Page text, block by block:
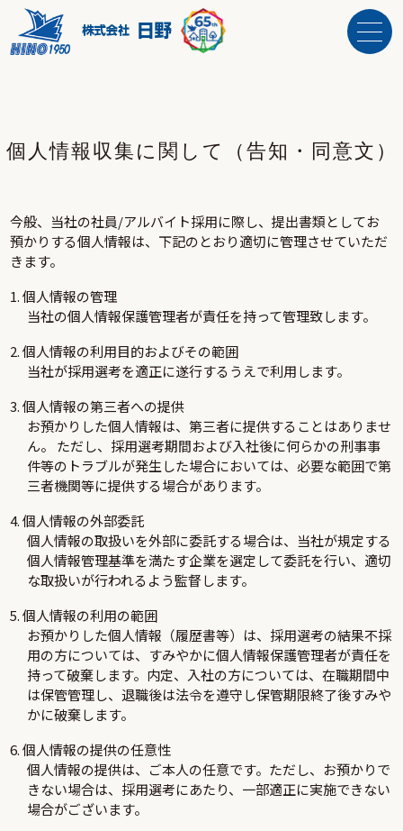
個人情報収集に関して （告知・同意文）
今般、当社の社員/アルバイト採用に際し、提出書類としてお
預かりする個人情報は、下記のとおり適切に管理させていただ
きます。
1. 個人情報の管理
当社の個人情報保護管理者が責任を持って管理致します。
2. 個人情報の利用目的およびその範囲
当社が採用選考を適正に遂行するうえで利用します。
3. 個人情報の第三者への提供
お預かりした個人情報は、第三者に提供することはありませ
ん。 ただし、採用選考期間および入社後に何らかの刑事事
件等のトラブルが発生した場合においては、必要な範囲で第
三者機関等に提供する場合があります。
4. 個人情報の外部委託
個人情報の取扱いを外部に委託する場合は、当社が規定する
個人情報管理基準を満たす企業を選定して委託を行い、適切
な取扱いが行われるよう監督します。
5. 個人情報の利用の範囲
お預かりした個人情報（履歴書等）は、採用選考の結果不採
用の方については、すみやかに個人情報保護管理者が責任を
持って破棄します。内定、入社の方については、在職期間中
は保管管理し、退職後は法令を遵守し保管期限終了後すみや
かに破棄します。
6. 個人情報の提供の任意性
個人情報の提供は、ご本人の任意です。ただし、お預かりで
きない場合は、採用選考にあたり、一部適正に実施できない
場合がございます。